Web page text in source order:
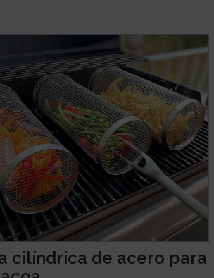
cilíndrica de acero para